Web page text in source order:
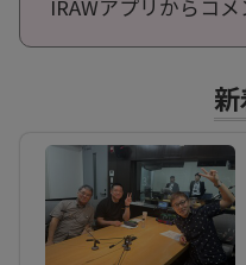
IRAWアプリからコ